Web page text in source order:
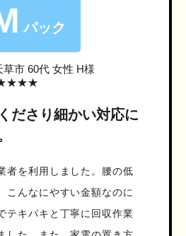
パック
草市60代 女性 H様
★★★★
ださり細かい対応に
者を利用しました。腰の低
こんなにやすい金額なのに
テキパキと丁寧に回収作業